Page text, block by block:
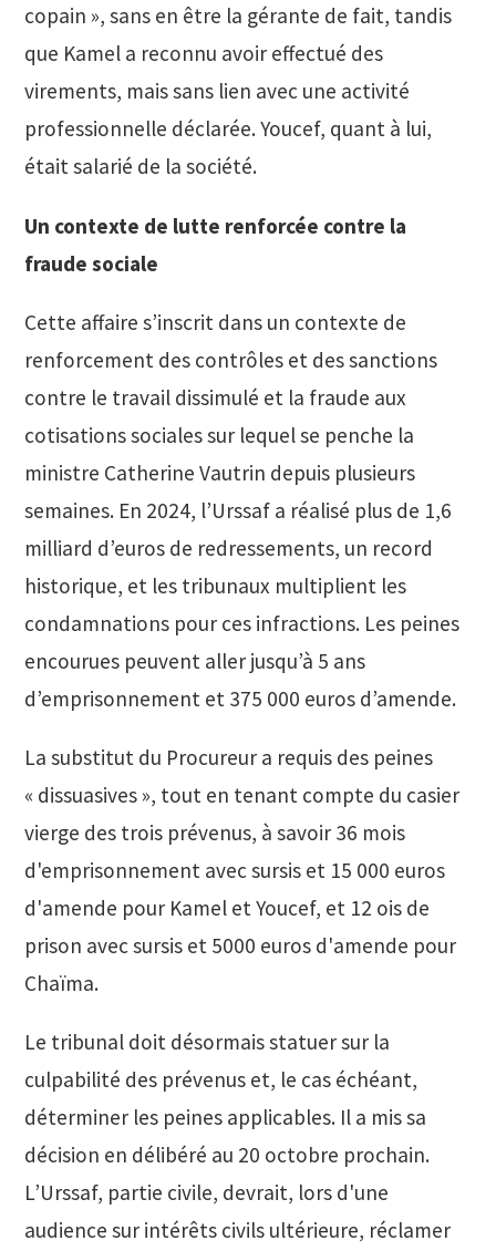
copain », sans en être la gérante de fait, tandis
que Kamel a reconnu avoir effectué des
virements, mais sans lien avec une activité
professionnelle déclarée. Youcef, quant à lui,
était salarié de la société.
Un contexte de lutte renforcée contre la
fraude sociale
Cette affaire s’inscrit dans un contexte de
renforcement des contrôles et des sanctions
contre le travail dissimulé et la fraude aux
cotisations sociales sur lequel se penche la
ministre Catherine Vautrin depuis plusieurs
semaines. En 2024, l’Urssaf a réalisé plus de 1,6
milliard d’euros de redressements, un record
historique, et les tribunaux multiplient les
condamnations pour ces infractions. Les peines
encourues peuvent aller jusqu’à 5 ans
d’emprisonnement et 375 000 euros d’amende.
La substitut du Procureur a requis des peines
« dissuasives », tout en tenant compte du casier
vierge des trois prévenus, à savoir 36 mois
d'emprisonnement avec sursis et 15 000 euros
d'amende pour Kamel et Youcef, et 12 ois de
prison avec sursis et 5000 euros d'amende pour
Chaïma.
Le tribunal doit désormais statuer sur la
culpabilité des prévenus et, le cas échéant,
déterminer les peines applicables. Il a mis sa
décision en délibéré au 20 octobre prochain.
L’Urssaf, partie civile, devrait, lors d'une
audience sur intérêts civils ultérieure, réclamer